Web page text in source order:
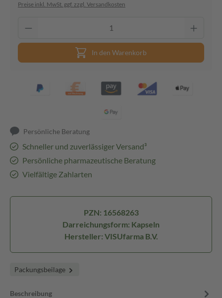
Preise inkl. MwSt. ggf. zzgl. Versandkosten
In den Warenkorb
Persönliche Beratung
Schneller und zuverlässiger Versand³
Persönliche pharmazeutische Beratung
Vielfältige Zahlarten
PZN: 16568263
Darreichungsform: Kapseln
Hersteller: VISUfarma B.V.
Packungsbeilage
Beschreibung